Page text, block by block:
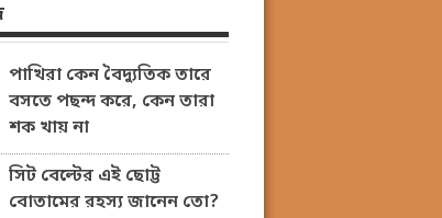
পাখিরা কেন বৈদ্যুতিক তারে
বসতে পছন্দ করে, কেন তারা
শক খায় না
সিট বেল্টের এই ছোট্ট
বোতামের রহস্য জানেন তো?